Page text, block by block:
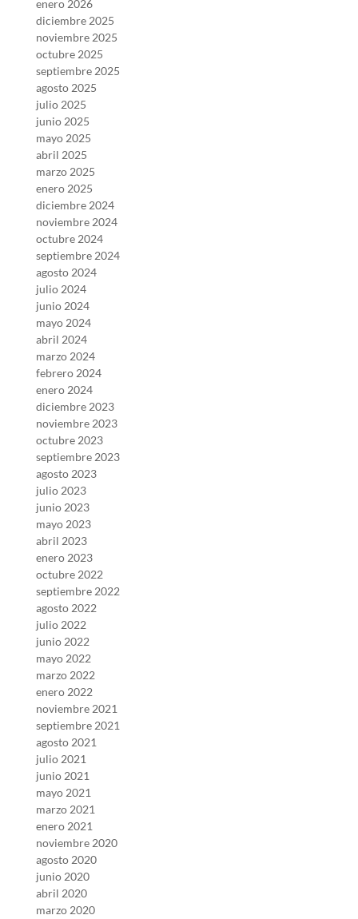
enero 2026
diciembre 2025
noviembre 2025
octubre 2025
septiembre 2025
agosto 2025
julio 2025
junio 2025
mayo 2025
abril 2025
marzo 2025
enero 2025
diciembre 2024
noviembre 2024
octubre 2024
septiembre 2024
agosto 2024
julio 2024
junio 2024
mayo 2024
abril 2024
marzo 2024
febrero 2024
enero 2024
diciembre 2023
noviembre 2023
octubre 2023
septiembre 2023
agosto 2023
julio 2023
junio 2023
mayo 2023
abril 2023
enero 2023
octubre 2022
septiembre 2022
agosto 2022
julio 2022
junio 2022
mayo 2022
marzo 2022
enero 2022
noviembre 2021
septiembre 2021
agosto 2021
julio 2021
junio 2021
mayo 2021
marzo 2021
enero 2021
noviembre 2020
agosto 2020
junio 2020
abril 2020
marzo 2020